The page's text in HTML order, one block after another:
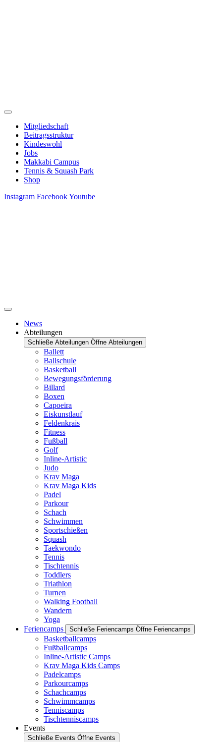
Mitgliedschaft
Beitragsstruktur
Kindeswohl
Jobs
Makkabi Campus
Tennis & Squash Park
Shop
Instagram FacebookYoutube
News
Abteilungen
Schließe Abteilungen Öffne Abteilungen
Ballett
Ballschule
Basketball
Bewegungsförderung
Billard
Boxen
Capoeira
Eiskunstlauf
Feldenkrais
Fitness
Fußball
Golf
Inline-Artistic
Judo
Krav Maga
Krav Maga Kids
Padel
Parkour
Schach
Schwimmen
Sportschießen
Squash
Taekwondo
Tennis
Tischtennis
Toddlers
Triathlon
Turnen
Walking Football
Wandern
Yoga
Feriencamps
Schließe Feriencamps Öffne Feriencamps
Basketballcamps
Fußballcamps
Inline-Artistic Camps
Krav Maga Kids Camps
Padelcamps
Parkourcamps
Schachcamps
Schwimmcamps
Tenniscamps
Tischtenniscamps
Events
Schließe Events Öffne Events